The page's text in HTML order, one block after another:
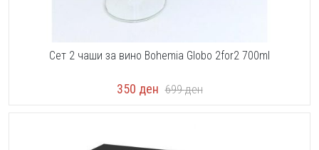
Сет 2 чаши за вино Bohemia Globo 2for2 700ml
350 ден 699ден